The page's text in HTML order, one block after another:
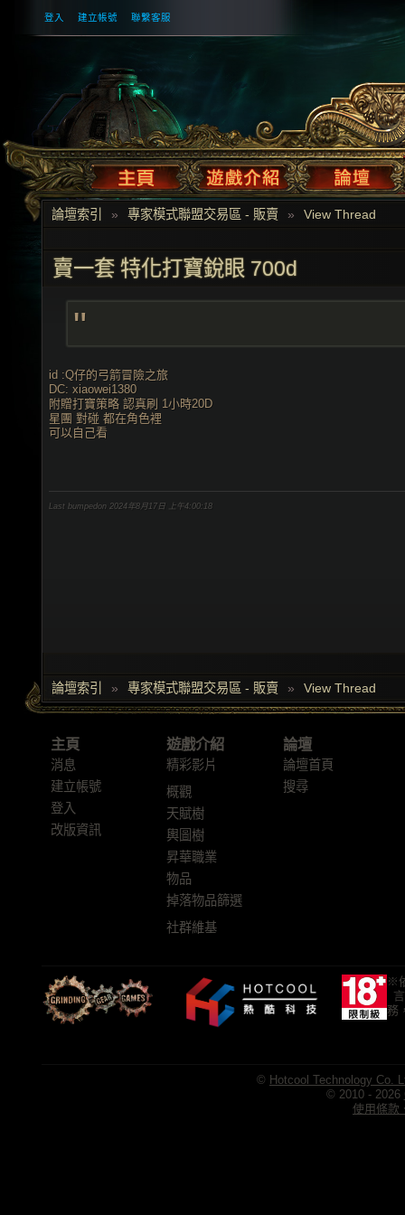
登入 建立帳號 聯繫客服
論壇索引 » 專家模式聯盟交易區 - 販賣 » View Thread
賣一套 特化打寶銳眼 700d
"
id :Q仔的弓箭冒險之旅
DC: xiaowei1380
附贈打寶策略 認真刷 1小時20D
星團 對碰 都在角色裡
可以自己看
Last bumpedon 2024年8月17日 上午4:00:18
論壇索引 » 專家模式聯盟交易區 - 販賣 » View Thread
主頁
消息
建立帳號
登入
改版資訊
遊戲介紹
精彩影片
概觀
天賦樹
輿圖樹
昇華職業
物品
掉落物品篩選
社群維基
論壇
論壇首頁
搜尋
※
務
© Hotcool Technology Co.
© 2010 - 2026
使用條款